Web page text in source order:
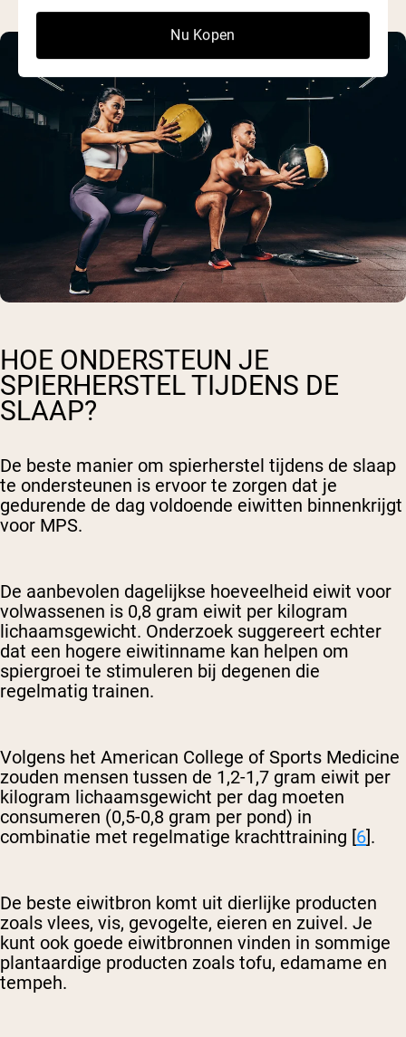
HOE ONDERSTEUN JE
SPIERHERSTEL TIJDENS DE
SLAAP?
De beste manier om spierherstel tijdens de slaap
te ondersteunen is ervoor te zorgen dat je
gedurende de dag voldoende eiwitten binnenkrijgt
voor MPS.
De aanbevolen dagelijkse hoeveelheid eiwit voor
volwassenen is 0,8 gram eiwit per kilogram
lichaamsgewicht. Onderzoek suggereert echter
dat een hogere eiwitinname kan helpen om
spiergroei te stimuleren bij degenen die
regelmatig trainen.
Volgens het American College of Sports Medicine
zouden mensen tussen de 1,2-1,7 gram eiwit per
kilogram lichaamsgewicht per dag moeten
consumeren (0,5-0,8 gram per pond) in
combinatie met regelmatige krachttraining [6].
De beste eiwitbron komt uit dierlijke producten
zoals vlees, vis, gevogelte, eieren en zuivel. Je
kunt ook goede eiwitbronnen vinden in sommige
plantaardige producten zoals tofu, edamame en
tempeh.
Nu Kopen